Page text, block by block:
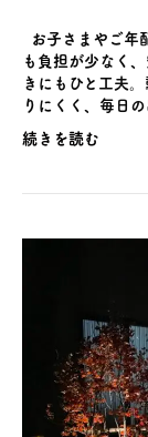
お子さまやご年
も負担が少なく
きにもひと工夫
りにくく、毎日
続きを読む